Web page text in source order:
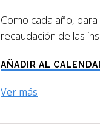
Como cada año,
recaudación de las
AÑADIR AL
Ver más